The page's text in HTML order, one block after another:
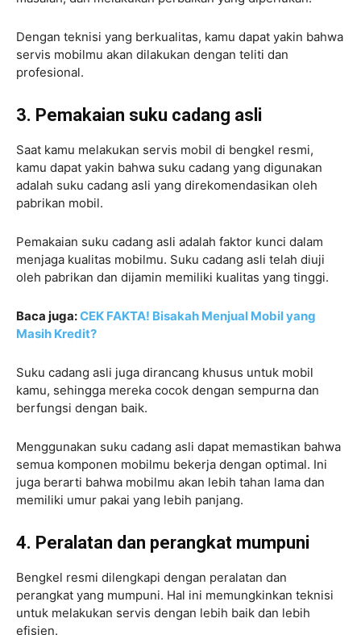
Dengan teknisi yang berkualitas, kamu dapat yakin bahwa
servis mobilmu akan dilakukan dengan teliti dan
profesional.
3. Pemakaian suku cadang asli
Saat kamu melakukan servis mobil di bengkel resmi,
kamu dapat yakin bahwa suku cadang yang digunakan
adalah suku cadang asli yang direkomendasikan oleh
pabrikan mobil.
Pemakaian suku cadang asli adalah faktor kunci dalam
menjaga kualitas mobilmu. Suku cadang asli telah diuji
oleh pabrikan dan dijamin memiliki kualitas yang tinggi.
Baca juga:CEK FAKTA! Bisakah Menjual Mobil yang
Masih Kredit?
Suku cadang asli juga dirancang khusus untuk mobil
kamu, sehingga mereka cocok dengan sempurna dan
berfungsi dengan baik.
Menggunakan suku cadang asli dapat memastikan bahwa
semua komponen mobilmu bekerja dengan optimal. Ini
juga berarti bahwa mobilmu akan lebih tahan lama dan
memiliki umur pakai yang lebih panjang.
4. Peralatan dan perangkat mumpuni
Bengkel resmi dilengkapi dengan peralatan dan
perangkat yang mumpuni. Hal ini memungkinkan teknisi
untuk melakukan servis dengan lebih baik dan lebih
efisien.